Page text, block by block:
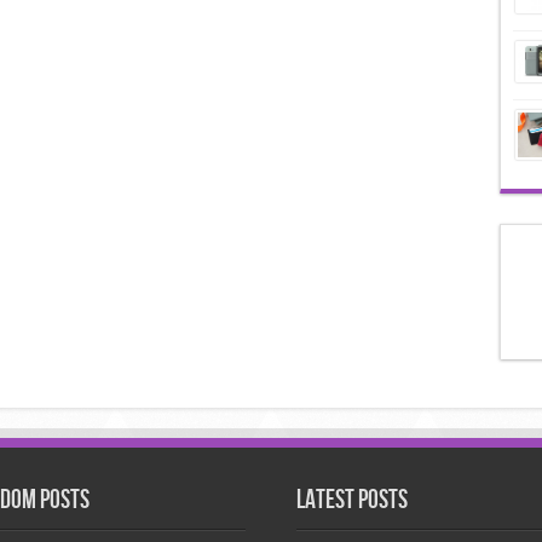
Posts Latest Posts